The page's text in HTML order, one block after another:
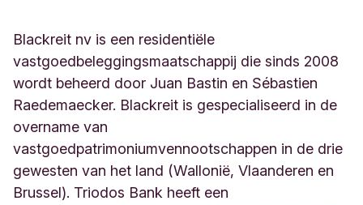
Blackreit nv is een residentiële
vastgoedbeleggingsmaatschappij die sinds 2008
wordt beheerd door Juan Bastin en Sébastien
Raedemaecker. Blackreit is gespecialiseerd in de
overname van
vastgoedpatrimoniumvennootschappen in de drie
gewesten van het land (Wallonië, Vlaanderen en
Brussel). Triodos Bank heeft een